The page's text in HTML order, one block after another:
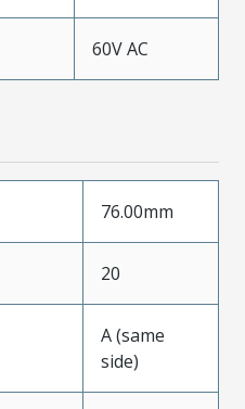
60V AC
76.00mm
20
A (same
side)